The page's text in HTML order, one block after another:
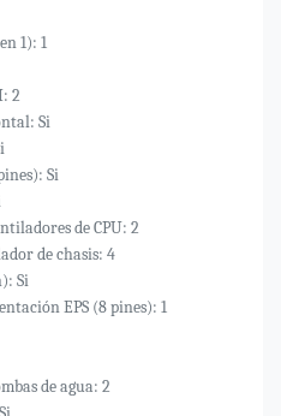
1): 1
2
Si
Si
de CPU: 2
de chasis: 4
Si
EPS (8 pines): 1
de agua: 2